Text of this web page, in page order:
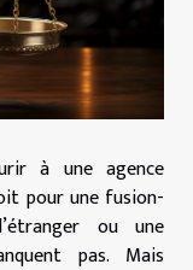
à une agence
pour une fusion-
ou une
pas. Mais